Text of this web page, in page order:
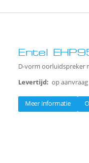
Entel
D-vorm oorluidspreker
Levertijd: op aanvraag
Meer informatie